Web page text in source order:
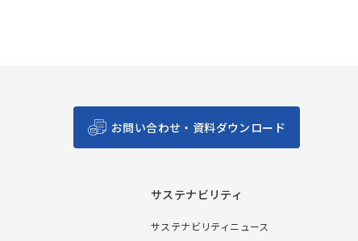
お問い合わせ・資料ダウンロード
サステナビリティ
サステナビリティニュース